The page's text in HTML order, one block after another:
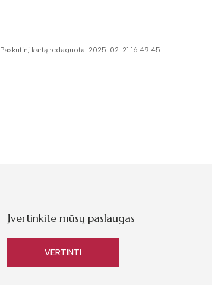
Paskutinį kartą redaguota: 2025-02-21 16:49:45
Įvertinkite mūsų paslaugas
VERTINTI